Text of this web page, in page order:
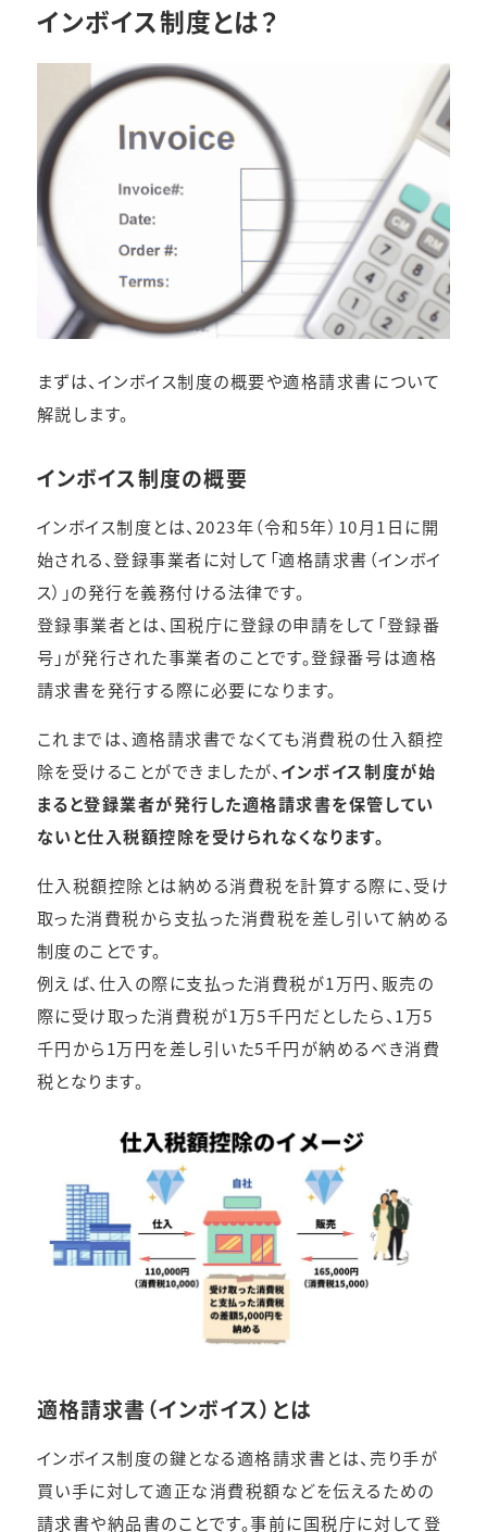
インボイス制度とは？
まずは、インボイス制度の概要や適格請求書について
解説します。
インボイス制度の概要
インボイス制度とは、2023年（令和5年）10月1日に開
始される、登録事業者に対して「適格請求書（インボイ
ス）」の発行を義務付ける法律です。
登録事業者とは、国税庁に登録の申請をして「登録番
号」が発行された事業者のことです。登録番号は適格
請求書を発行する際に必要になります。
これまでは、適格請求書でなくても消費税の仕入額控
除を受けることができましたが、 インボイス制度が始
まると登録業者が発行した適格請求書を保管してい
ないと仕入税額控除を受けられなくなります。
仕入税額控除とは納める消費税を計算する際に、受け
取った消費税から支払った消費税を差し引いて納める
制度のことです。
例えば、仕入の際に支払った消費税が1万円、販売の
際に受け取った消費税が1万5千円だとしたら、1万5
千円から1万円を差し引いた5千円が納めるべき消費
税となります。
適格請求書（インボイス）とは
インボイス制度の鍵となる適格請求書とは、売り手が
買い手に対して適正な消費税額などを伝えるための
請求書や納品書のことです。事前に国税庁に対して登